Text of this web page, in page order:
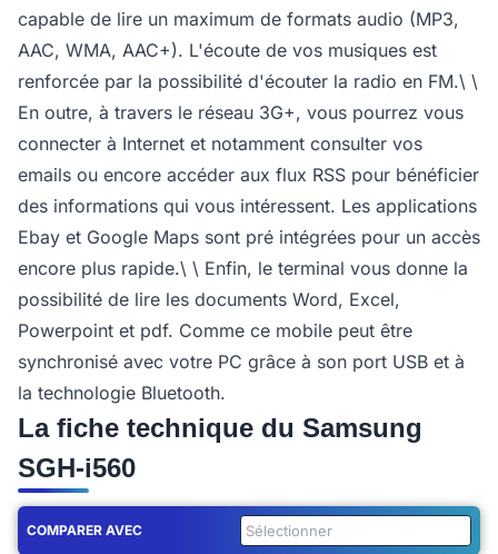
capable de lire un maximum de formats audio (MP3,
AAC, WMA, AAC+). L'écoute de vos musiques est
renforcée par la possibilité d'écouter la radio en FM.\ \
En outre, à travers le réseau 3G+, vous pourrez vous
connecter à Internet et notamment consulter vos
emails ou encore accéder aux flux RSS pour bénéficier
des informations qui vous intéressent. Les applications
Ebay et Google Maps sont pré intégrées pour un accès
encore plus rapide.\ \ Enfin, le terminal vous donne la
possibilité de lire les documents Word, Excel,
Powerpoint et pdf. Comme ce mobile peut être
synchronisé avec votre PC grâce à son port USB et à
la technologie Bluetooth.
La fiche technique du Samsung
SGH-i560
COMPARER AVEC